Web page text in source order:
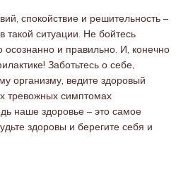
спокойствие и решительность –
такой ситуации. Не бойтесь
осознанно и правильно. И, конечно
Заботьтесь о себе,
организму, ведите здоровый
тревожных симптомах
наше здоровье – это самое
здоровы и берегите себя и